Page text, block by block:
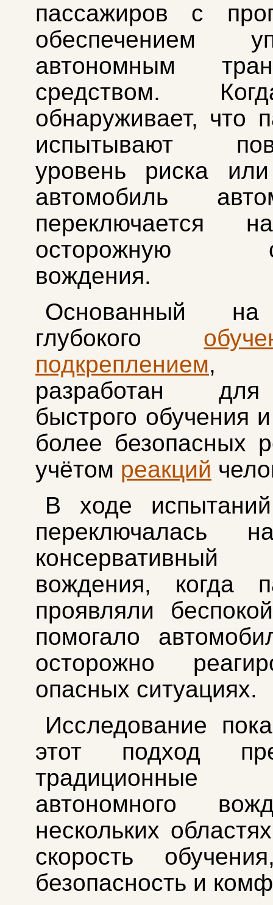
пассажиров с
обеспечением
автономным
средством.
обнаруживает, что
испытывают
уровень риска
автомобиль
переключается
осторожную
вождения.
Основанный
глубокого
подкреплением,
разработан
быстрого обучения
более безопасных
учётом реакций
В ходе
переключалась
вождения, когда
проявляли
помогало
осторожно
опасных ситуациях.
Исследование
этот подход
традиционные
автономного
нескольких
скорость
безопасность и